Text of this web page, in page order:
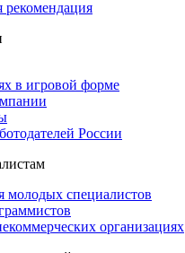
рекомендация
в игровой форме
России
молодых специалистов
организациях